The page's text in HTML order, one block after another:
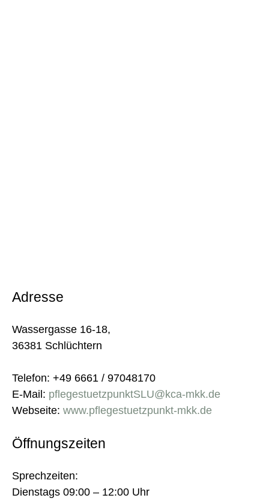
Adresse
Wassergasse 16-18,
36381 Schlüchtern
Telefon: +49 6661 / 97048170
E-Mail: pflegestuetzpunktSLU@kca-mkk.de
Webseite: www.pflegestuetzpunkt-mkk.de
Öffnungszeiten
Sprechzeiten:
Dienstags 09:00 – 12:00 Uhr